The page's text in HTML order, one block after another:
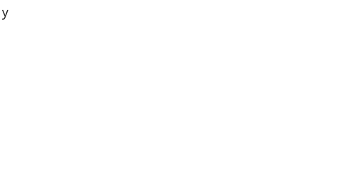
y